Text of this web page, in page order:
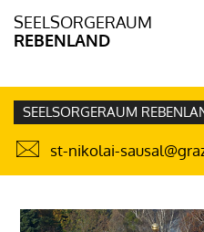
SEELSORGERAUM
REBENLAND
SEELSORGERAUM
st-nikolai-